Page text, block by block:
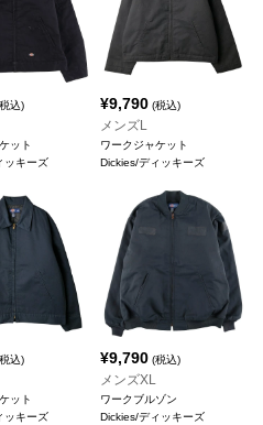
込)
ット
ッキーズ
¥9,790 (税込)
メンズL
ワークジャケット
Dickies/ディッキーズ
込)
ット
ッキーズ
¥9,790 (税込)
メンズXL
ワークブルゾン
Dickies/ディッキーズ